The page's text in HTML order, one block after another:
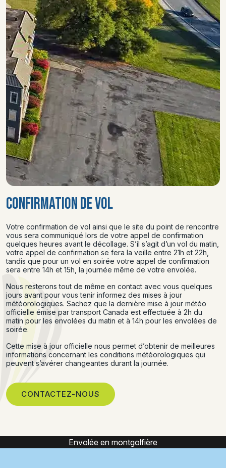
CONFIRMATION DE VOL
Votre confirmation de vol ainsi que le site du point de rencontre
vous sera communiqué lors de votre appel de confirmation
quelques heures avant le décollage. S’il s’agit d’un vol du matin,
votre appel de confirmation se fera la veille entre 21h et 22h,
tandis que pour un vol en soirée votre appel de confirmation
sera entre 14h et 15h, la journée même de votre envolée.
Nous resterons tout de même en contact avec vous quelques
jours avant pour vous tenir informez des mises à jour
météorologiques. Sachez que la dernière mise à jour météo
officielle émise par transport Canada est effectuée à 2h du
matin pour les envolées du matin et à 14h pour les envolées de
soirée.
Cette mise à jour officielle nous permet d’obtenir de meilleures
informations concernant les conditions météorologiques qui
peuvent s’avérer changeantes durant la journée.
CONTACTEZ-NOUS
Expérience montgolfière